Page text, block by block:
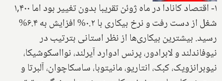
۱- اقتصاد کانادا در ماه ژوئن تقریبا بدون تغییر بود اما ۱,۴۰۰
شغل از دست رفت و نرخ بیکاری با ۰.۲% افزایش به ۶.۴%
رسید. بیشترین بیکاری‌ها از نظر استانی بترتیب در
نیوفاندلند و لابرادور، پرنس ادوارد آیرلند، نوااسکوشیکا،
نیوبرانزویک، کبک، انتاریو، مانیتوبا، ساسکاچوان، آلبرتا و